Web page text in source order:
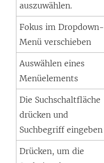
auszuwählen.
Fokus im Dropdown-
Menü verschieben
Auswählen eines
Menüelements
Die Suchschaltfläche
drücken und
Suchbegriff eingeben
Drücken, um die